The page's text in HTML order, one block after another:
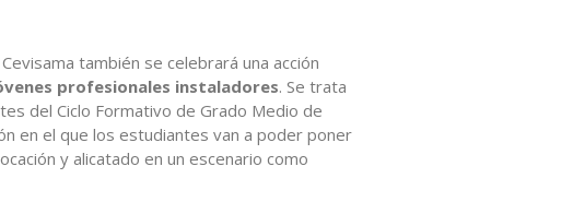
también se celebrará una acción
profesionales instaladores. Se trata
del Ciclo Formativo de Grado Medio de
en el que los estudiantes van a poder poner
y alicatado en un escenario como